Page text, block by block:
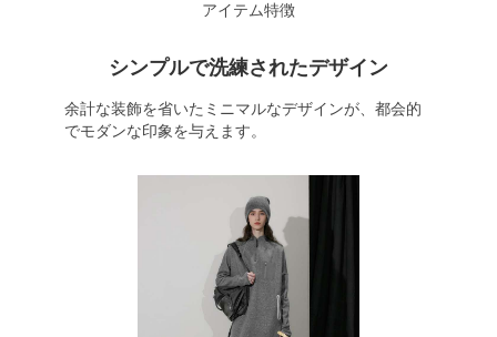
アイテム特徴
シンプルで洗練されたデザイン
余計な装飾を省いたミニマルなデザインが、都会的
でモダンな印象を与えます。